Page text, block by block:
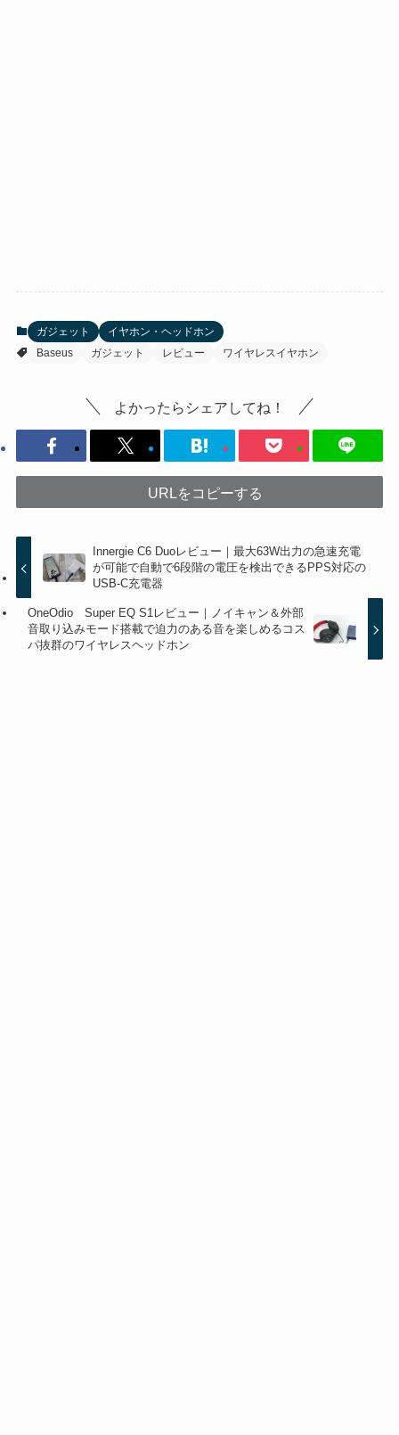
ガジェット
イヤホン・ヘッドホン
Baseus
ガジェット レビュー ワイヤレスイヤホン
よかったらシェアしてね！
URLをコピーする
Innergie C6 Duoレビュー｜最大63W出力の急速充電
が可能で自動で6段階の電圧を検出できるPPS対応の
USB-C充電器
OneOdio Super EQ S1レビュー｜ノイキャン＆外部
音取り込みモード搭載で迫力のある音を楽しめるコス
パ抜群のワイヤレスヘッドホン